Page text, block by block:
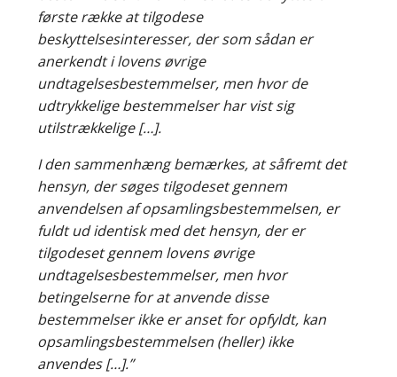
første række at tilgodese
beskyttelsesinteresser, der som sådan er
anerkendt i lovens øvrige
undtagelsesbestemmelser, men hvor de
udtrykkelige bestemmelser har vist sig
utilstrækkelige […].
I den sammenhæng bemærkes, at såfremt det
hensyn, der søges tilgodeset gennem
anvendelsen af opsamlingsbestemmelsen, er
fuldt ud identisk med det hensyn, der er
tilgodeset gennem lovens øvrige
undtagelsesbestemmelser, men hvor
betingelserne for at anvende disse
bestemmelser ikke er anset for opfyldt, kan
opsamlingsbestemmelsen (heller) ikke
anvendes […].”